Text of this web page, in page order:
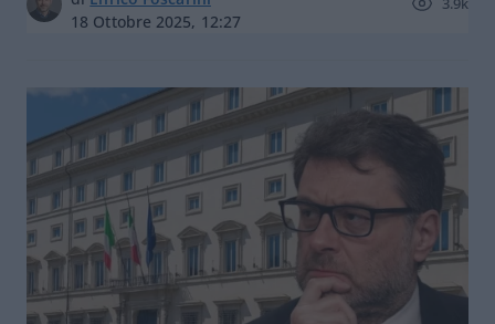
18 Ottobre 2025, 12:27